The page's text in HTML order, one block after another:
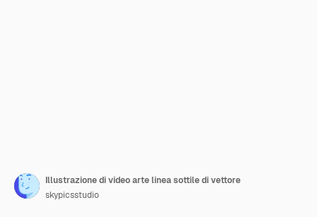
Illustrazione di video arte linea sottile di vettore
skypicsstudio